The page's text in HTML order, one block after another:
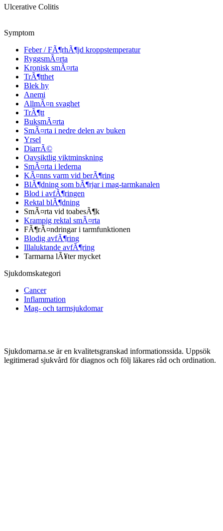
Ulcerative Colitis
Symptom
Feber / FÃ¶rhÃ¶jd kroppstemperatur
RyggsmÃ¤rta
Kronisk smÃ¤rta
TrÃ¶tthet
Blek hy
Anemi
AllmÃ¤n svaghet
TrÃ¶tt
BuksmÃ¤rta
SmÃ¤rta i nedre delen av buken
Yrsel
DiarrÃ©
Oavsiktlig viktminskning
SmÃ¤rta i lederna
KÃ¤nns varm vid berÃ¶ring
BlÃ¶dning som bÃ¶rjar i mag-tarmkanalen
Blod i avfÃ¶ringen
Rektal blÃ¶dning
SmÃ¤rta vid toabesÃ¶k
Krampig rektal smÃ¤rta
FÃ¶rÃ¤ndringar i tarmfunktionen
Blodig avfÃ¶ring
Illaluktande avfÃ¶ring
Tarmarna lÃ¥ter mycket
Sjukdomskategori
Cancer
Inflammation
Mag- och tarmsjukdomar
Sjukdomarna.se är en kvalitetsgranskad informationssida. Uppsök
legitimerad sjukvård för diagnos och följ läkares råd och ordination.